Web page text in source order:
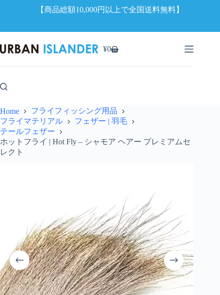
【商品総額10,000円以上で全国送料無料】
ン
ン
へ
キ
ッ
プ
シ
カ
ー
¥0
Home
フライフィッシング用品
フライマテリアル
フェザー | 羽毛
テールフェザー
ホットフライ | Hot Fly – シャモア ヘアー プレミアムセ
レクト